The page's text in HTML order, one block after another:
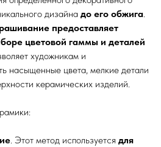
дизайна до его обжига
предоставляет
цветовой гаммы и деталей
художникам и
насыщенные цвета, мелкие детали
керамических изделий.
. Этот метод используется для